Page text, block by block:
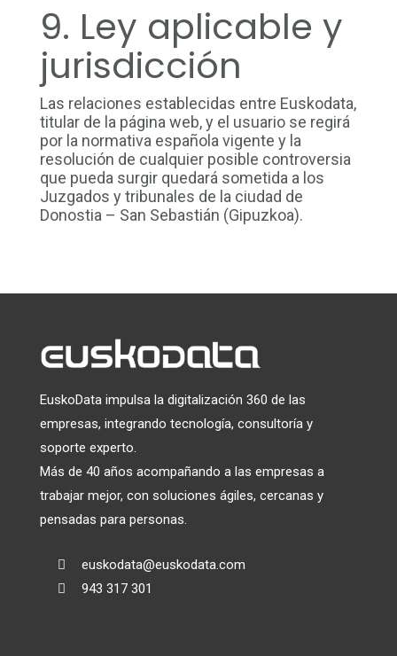
9. Ley aplicable y
jurisdicción
Las relaciones establecidas entre Euskodata,
titular de la página web, y el usuario se regirá
por la normativa española vigente y la
resolución de cualquier posible controversia
que pueda surgir quedará sometida a los
Juzgados y tribunales de la ciudad de
Donostia – San Sebastián (Gipuzkoa).
EuskoData impulsa la digitalización 360 de las
empresas, integrando tecnología, consultoría y
soporte experto.
Más de 40 años acompañando a las empresas a
trabajar mejor, con soluciones ágiles, cercanas y
pensadas para personas.
 euskodata@euskodata.com
 943 317 301